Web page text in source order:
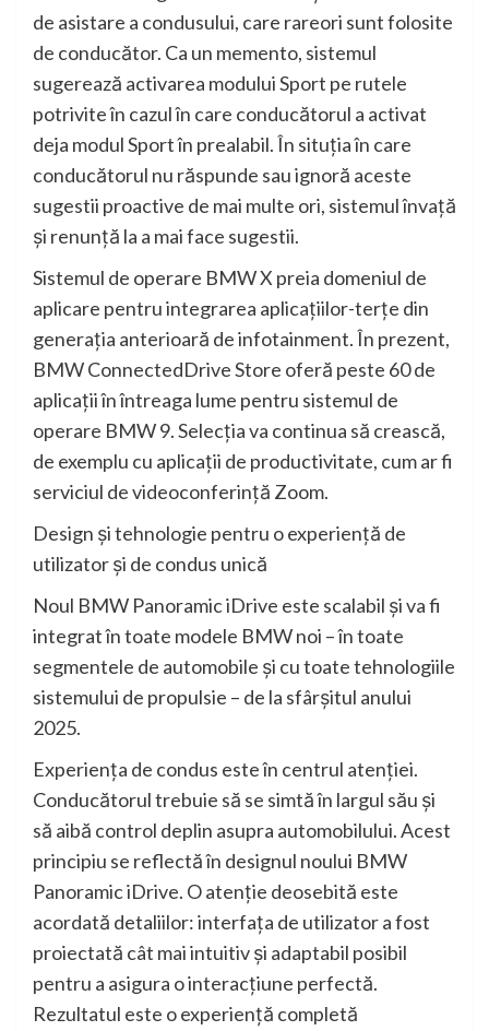
de asistare a condusului, care rareori sunt folosite
de conducător. Ca un memento, sistemul
sugerează activarea modului Sport pe rutele
potrivite în cazul în care conducătorul a activat
deja modul Sport în prealabil. În situţia în care
conducătorul nu răspunde sau ignoră aceste
sugestii proactive de mai multe ori, sistemul învaţă
şi renunţă la a mai face sugestii.
Sistemul de operare BMW X preia domeniul de
aplicare pentru integrarea aplicaţiilor-terţe din
generaţia anterioară de infotainment. În prezent,
BMW ConnectedDrive Store oferă peste 60 de
aplicaţii în întreaga lume pentru sistemul de
operare BMW 9. Selecţia va continua să crească,
de exemplu cu aplicaţii de productivitate, cum ar fi
serviciul de videoconferinţă Zoom.
Design şi tehnologie pentru o experienţă de
utilizator şi de condus unică
Noul BMW Panoramic iDrive este scalabil şi va fi
integrat în toate modele BMW noi – în toate
segmentele de automobile şi cu toate tehnologiile
sistemului de propulsie – de la sfârşitul anului
2025.
Experienţa de condus este în centrul atenţiei.
Conducătorul trebuie să se simtă în largul său şi
să aibă control deplin asupra automobilului. Acest
principiu se reflectă în designul noului BMW
Panoramic iDrive. O atenţie deosebită este
acordată detaliilor: interfaţa de utilizator a fost
proiectată cât mai intuitiv şi adaptabil posibil
pentru a asigura o interacţiune perfectă.
Rezultatul este o experienţă completă